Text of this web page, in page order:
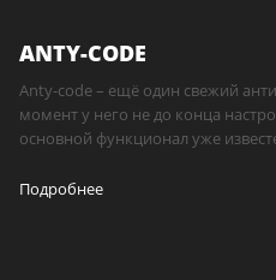
ANTY-CODE
Anty-code – ещё один свежий
момент у него не до конца
основной функционал уже
Подробнее